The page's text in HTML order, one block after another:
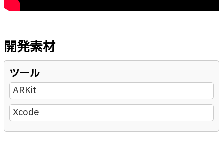
開発素材
ツール
ARKit
Xcode